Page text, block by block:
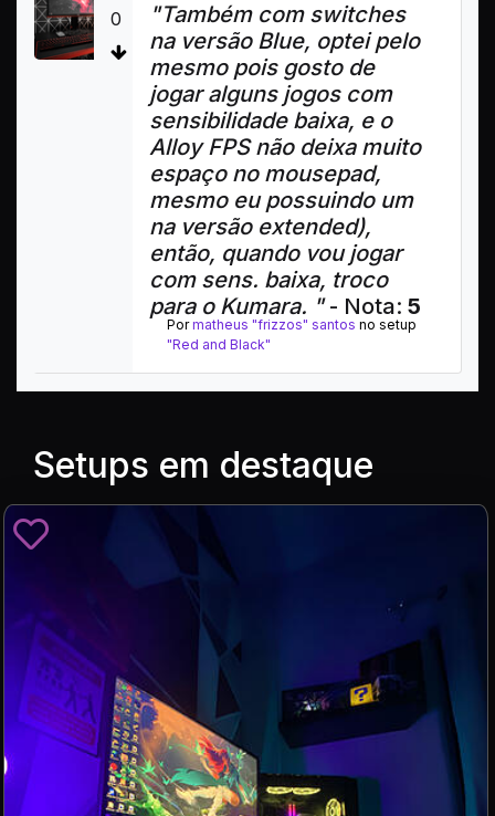
0
"Também com switches
na versão Blue, optei pelo
mesmo pois gosto de
jogar alguns jogos com
sensibilidade baixa, e o
Alloy FPS não deixa muito
espaço no mousepad,
mesmo eu possuindo um
na versão extended),
então, quando vou jogar
com sens. baixa, troco
para o Kumara. "- Nota: 5
Pormatheus "frizzos" santos no setup
"Red and Black"
Setups em destaque